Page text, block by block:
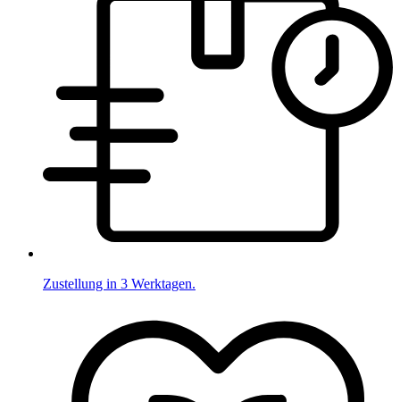
Zustellung in 3 Werktagen.